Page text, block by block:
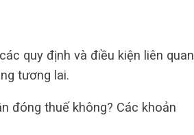
quy định và điều kiện liên quan
tương lai.
đóng thuế không? Các khoản